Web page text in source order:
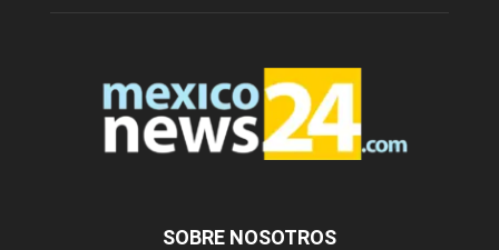
SOBRE NOSOTROS